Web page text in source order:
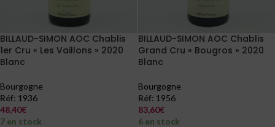
BILLAUD-SIMON AOC Chablis
1er Cru « Les Vaillons » 2020
Blanc
Bourgogne
Réf: 1936
48,40€
7 en stock
BILLAUD-SIMON AOC Chablis
Grand Cru « Bougros » 2020
Blanc
Bourgogne
Réf: 1956
83,60€
6 en stock